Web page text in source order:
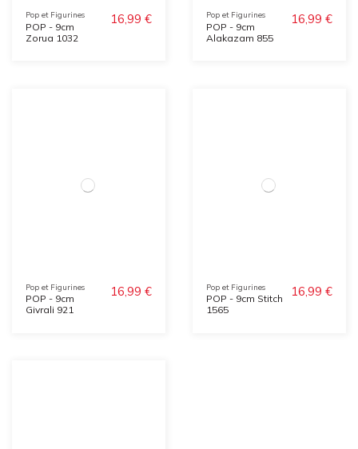
Pop et Figurines
POP - 9cm
Zorua 1032
16,99 € Pop et Figurines
POP - 9cm
Alakazam 855
16,99 €
Pop et Figurines
POP - 9cm
Givrali 921
16,99 € Pop et Figurines
POP - 9cm Stitch
1565
16,99 €